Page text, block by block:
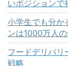
いポジションで
小学生でも分か
ンは1000万人
フードデリバリ
戦略